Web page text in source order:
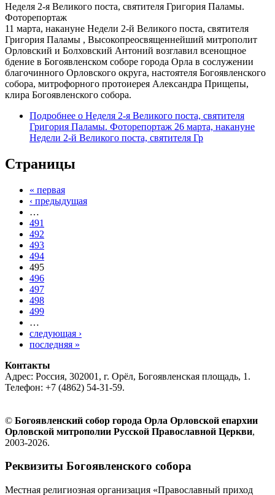
Неделя 2-я Великого поста, святителя Григория Паламы.
Фоторепортаж
11 марта, накануне Недели 2-й Великого поста, святителя
Григория Паламы , Высокопреосвященнейший митрополит
Орловский и Болховский Антоний возглавил всенощное
бдение в Богоявленском соборе города Орла в сослужении
благочинного Орловского округа, настоятеля Богоявленского
собора, митрофорного протоиерея Александра Прищепы,
клира Богоявленского собора.
Подробнее о Неделя 2-я Великого поста, святителя
Григория Паламы. Фоторепортаж 26 марта, накануне
Недели 2-й Великого поста, святителя Гр
Страницы
« первая
‹ предыдущая
…
491
492
493
494
495
496
497
498
499
…
следующая ›
последняя »
Контакты
Адрес: Россия, 302001, г. Орёл, Богоявленская площадь, 1.
Телефон: +7 (4862) 54-31-59.
© Богоявленский собор города Орла Орловской епархии
Орловской митрополии Русской Православной Церкви,
2003-2026.
Реквизиты Богоявленского собора
Местная религиозная организация «Православный приход